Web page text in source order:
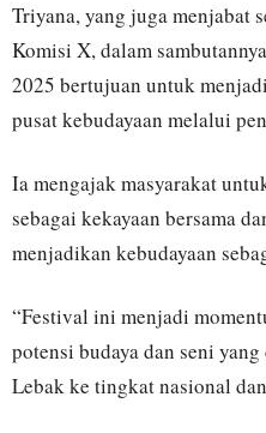
Triyana, yang juga menjabat
Komisi X, dalam
2025 bertujuan untuk
pusat kebudayaan melalui
Ia mengajak masyarakat
sebagai kekayaan bersama
menjadikan kebudayaan
“Festival ini menjadi
potensi budaya dan seni
Lebak ke tingkat nasional